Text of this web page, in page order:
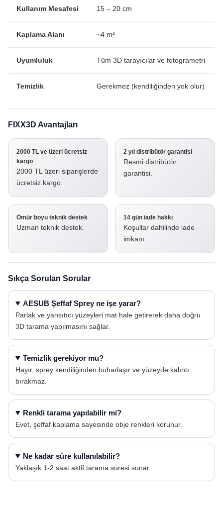
Kullanım Mesafesi 15 – 20 cm
Kaplama Alanı ~4 m²
Uyumluluk Tüm 3D tarayıcılar ve fotogrametri
Temizlik Gerekmez (kendiliğinden yok olur)
FIXX3D Avantajları
2000 TL ve üzeri ücretsiz
kargo
2000 TL üzeri siparişlerde
ücretsiz kargo.
2 yıl distribütör garantisi
Resmi distribütör
garantisi.
Ömür boyu teknik destek
Uzman teknik destek.
14 gün iade hakkı
Koşullar dahilinde iade
imkanı.
Sıkça Sorulan Sorular
AESUB Şeffaf Sprey ne işe yarar?
Parlak ve yansıtıcı yüzeyleri mat hale getirerek daha doğru
3D tarama yapılmasını sağlar.
Temizlik gerekiyor mu?
Hayır, sprey kendiliğinden buharlaşır ve yüzeyde kalıntı
bırakmaz.
Renkli tarama yapılabilir mi?
Evet, şeffaf kaplama sayesinde obje renkleri korunur.
Ne kadar süre kullanılabilir?
Yaklaşık 1-2 saat aktif tarama süresi sunar.